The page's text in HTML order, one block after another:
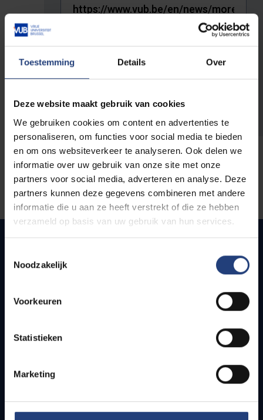
Toestemming Details Over
Deze website maakt gebruik van cookies
We gebruiken cookies om content en advertenties te
personaliseren, om functies voor social media te bieden
en om ons websiteverkeer te analyseren. Ook delen we
informatie over uw gebruik van onze site met onze
partners voor social media, adverteren en analyse. Deze
partners kunnen deze gegevens combineren met andere
informatie die u aan ze heeft verstrekt of die ze hebben
verzameld op basis van uw gebruik van hun services.
Noodzakelijk
Voorkeuren
Statistieken
Marketing
The full URL of the page where you encountered the error.
Quick links
How to get to the VUB campuses